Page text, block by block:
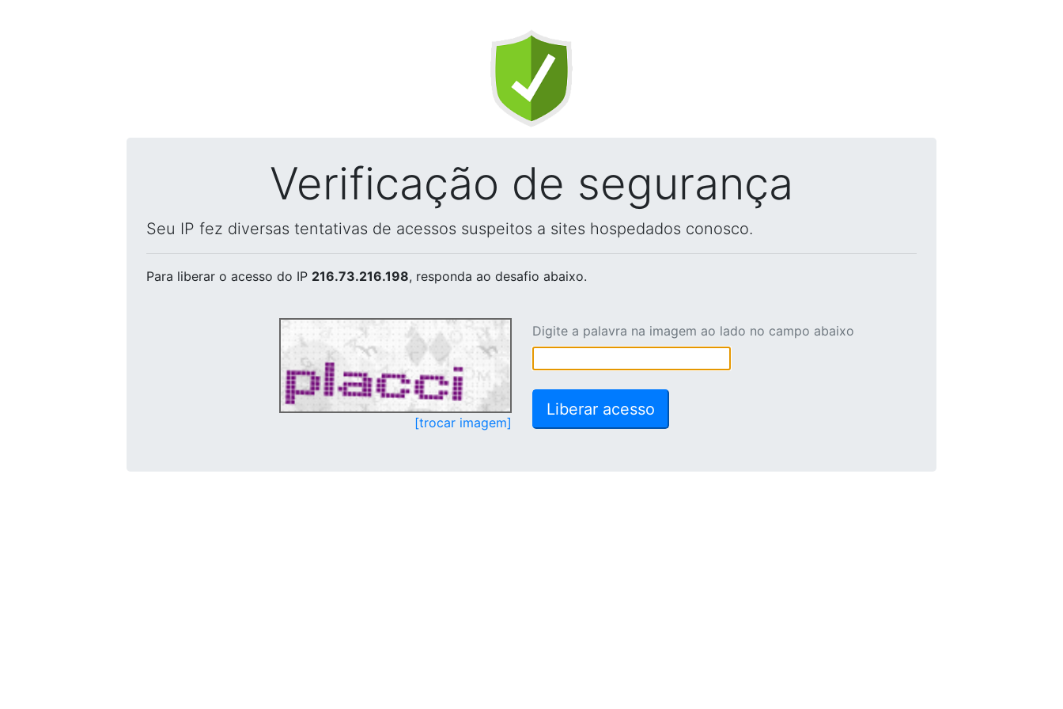
Verificação de segurança
Seu IP fez diversas tentativas de acessos suspeitos a sites hospedados conosco.
Para liberar o acesso do IP 216.73.216.198, responda ao desafio abaixo.
[trocar imagem]
Digite a palavra na imagem ao lado no campo abaixo